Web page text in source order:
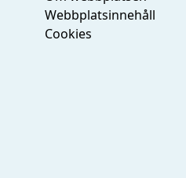
Webbplatsinnehåll
Cookies